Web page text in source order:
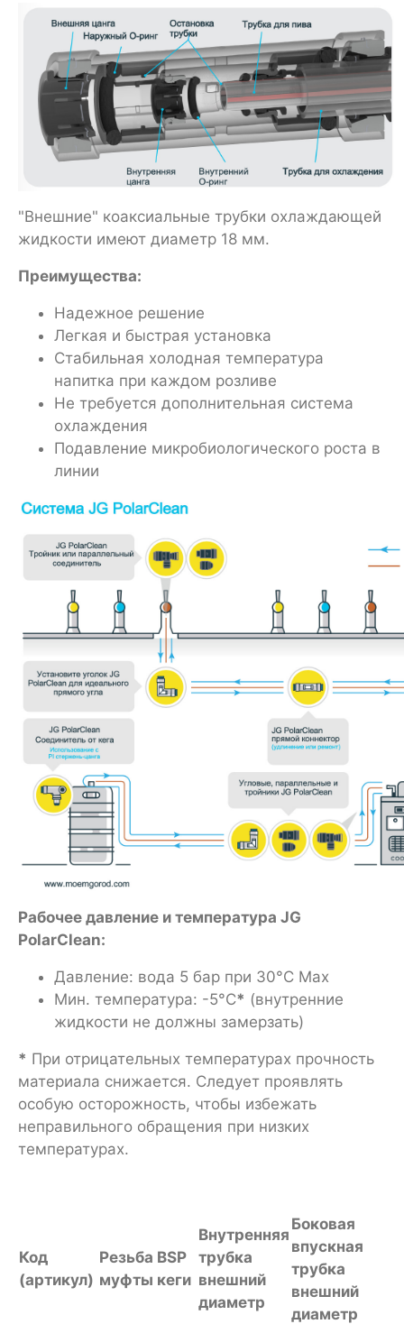
"Внешние" коаксиальные трубки охлаждающей
жидкости имеют диаметр 18 мм.
Преимущества:
Надежное решение
Легкая и быстрая установка
Стабильная холодная температура
напитка при каждом розливе
Не требуется дополнительная система
охлаждения
Подавление микробиологического роста в
линии
Рабочее давление и температура JG
PolarClean:
Давление: вода 5 бар при 30°C Max
Мин. температура: -5°C* (внутренние
жидкости не должны замерзать)
* При отрицательных температурах прочность
материала снижается. Следует проявлять
особую осторожность, чтобы избежать
неправильного обращения при низких
температурах.
Код
(артикул)
Резьба BSP
муфты кеги
Внутренняя
трубка
внешний
диаметр
Боковая
впускная
трубка
внешний
диаметр